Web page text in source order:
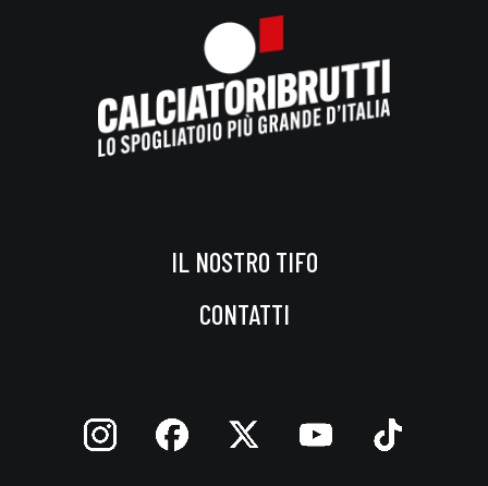
IL NOSTRO TIFO
CONTATTI